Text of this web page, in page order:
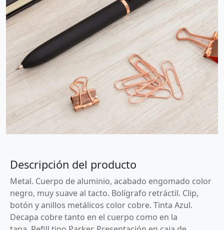
Descripción del producto
Metal. Cuerpo de aluminio, acabado engomado color
negro, muy suave al tacto. Bolígrafo retráctil. Clip,
botón y anillos metálicos color cobre. Tinta Azul.
Decapa cobre tanto en el cuerpo como en la